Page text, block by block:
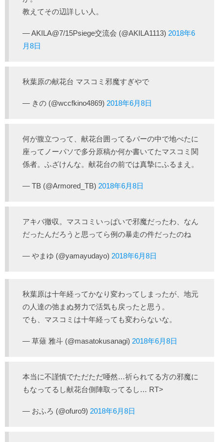
教えてその辺詳しい人。
— AKILA@7/15Psiege交流会 (@AKILA1113) 2018年6
月8日
秋葉原の献花台 マスコミ邪魔すぎやで
— きの (@wccfkino4869) 2018年6月8日
何が腹立つって、献花台囲ってるバーの中で地べたに
座ってノーパソで多分原稿か何か書いてたマスコミ関
係者。ふざけんな。献花台の前では真摯にふるまえ。
— TB (@Armored_TB) 2018年6月8日
アキバ撤収。マスコミいっぱいで邪魔だったわ、なん
だったんだろうと思ってら例の暴走の件だったのね
— やまゆ (@yamayudayo) 2018年6月8日
秋葉原は十年経ってかなり変わってしまったが、地元
の人達の弛まぬ努力で活気も戻ったと思う。
でも、マスコミは十年経っても変わらないな。
— 草薙 雅斗 (@masatokusanagi) 2018年6月8日
本当に不謹慎でただただ唖然…祈られてる方の邪魔に
もなってるし献花台側陣取ってるし… RT>
— おふろ (@ofuro9) 2018年6月8日